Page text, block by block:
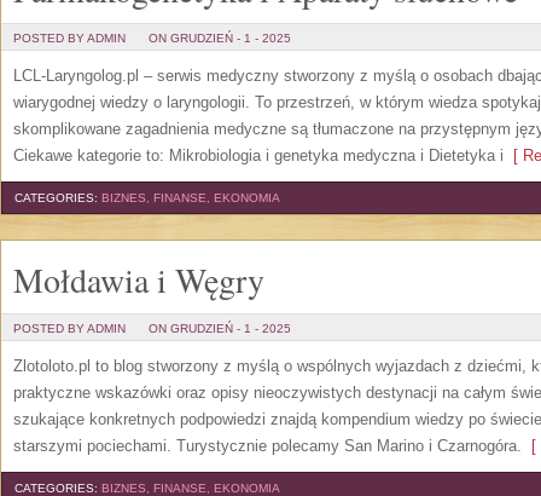
POSTED BY ADMIN ON GRUDZIEŃ - 1 - 2025
LCL-Laryngolog.pl – serwis medyczny stworzony z myślą o osobach
wiarygodnej wiedzy o laryngologii. To przestrzeń, w którym wiedza
skomplikowane zagadnienia medyczne są tłumaczone na przystępnym
Ciekawe kategorie to: Mikrobiologia i genetyka medyczna i Dietetyka i [
CATEGORIES: BIZNES, FINANSE, EKONOMIA
Mołdawia i Węgry
POSTED BY ADMIN ON GRUDZIEŃ - 1 - 2025
Zlotoloto.pl to blog stworzony z myślą o wspólnych wyjazdach z dziećmi,
praktyczne wskazówki oraz opisy nieoczywistych destynacji na całym
szukające konkretnych podpowiedzi znajdą kompendium wiedzy po
starszymi pociechami. Turystycznie polecamy San Marino i Czarnogóra. [
CATEGORIES: BIZNES, FINANSE, EKONOMIA